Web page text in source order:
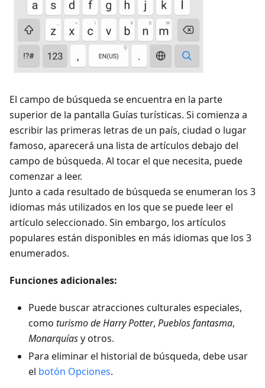
El campo de búsqueda se encuentra en la parte
superior de la pantalla Guías turísticas. Si comienza a
escribir las primeras letras de un país, ciudad o lugar
famoso, aparecerá una lista de artículos debajo del
campo de búsqueda. Al tocar el que necesita, puede
comenzar a leer.
Junto a cada resultado de búsqueda se enumeran los 3
idiomas más utilizados en los que se puede leer el
artículo seleccionado. Sin embargo, los artículos
populares están disponibles en más idiomas que los 3
enumerados.
Funciones adicionales:
Puede buscar atracciones culturales especiales,
como turismo de Harry Potter, Pueblos fantasma,
Monarquíasy otros.
Para eliminar el historial de búsqueda, debe usar
el botón Opciones.